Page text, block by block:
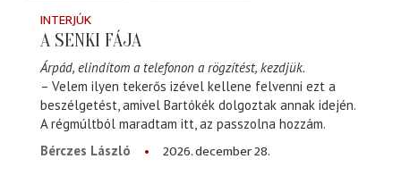
INTERJÚK
A SENKI FÁJA
Árpád, elindítom a telefonon a rögzítést, kezdjük.
– Velem ilyen tekerős izével kellene felvenni ezt a
beszélgetést, amivel Bartókék dolgoztak annak idején.
A régmúltból maradtam itt, az passzolna hozzám.
Bérczes László
2026. december 28.